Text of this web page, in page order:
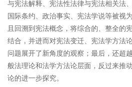
与宪法解释、宪法性法律与宪法相关法
国际条约、政治事实、宪法学说等被视
且回溯到宪法概念，将综合的、整全的
结合，并进而对宪法变迁、宪法学方法
问题展开了新角度的观察；最后，还超
般法理论和法学方法论层面，反过来推
论的进一步探究。